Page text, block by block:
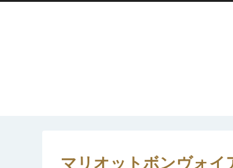
マリオットボンヴォイ